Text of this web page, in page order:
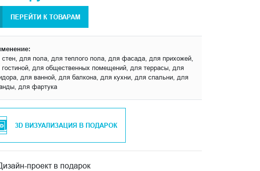
ПЕРЕЙТИ К ТОВАРАМ
для пола, для теплого пола, для фасада, для прихожей,
гостиной, для общественных помещений, для террасы, для
для ванной, для балкона, для кухни, для спальни, для
для фартука
3D ВИЗУАЛИЗАЦИЯ В ПОДАРОК
проект в подарок